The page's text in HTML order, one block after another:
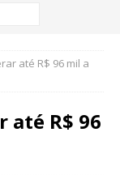
até R$ 96 mil a
até R$ 96